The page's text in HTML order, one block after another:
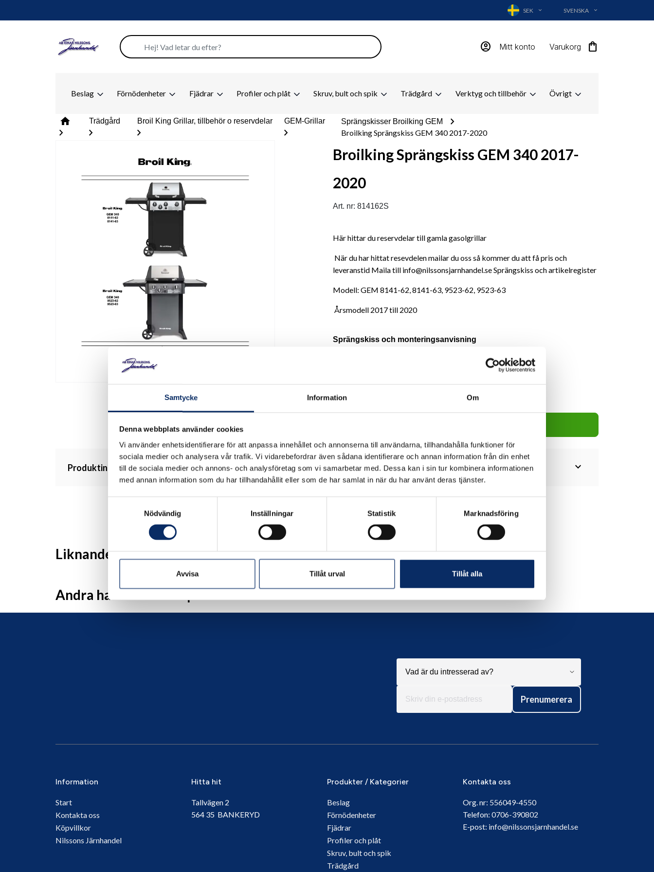
Samtycke Information Om
Denna webbplats använder cookies
Vi använder enhetsidentifierare för att anpassa innehållet och annonserna till användarna, tillhandahålla funktioner för
sociala medier och analysera vår trafik. Vi vidarebefordrar även sådana identifierare och annan information från din enhet
till de sociala medier och annons- och analysföretag som vi samarbetar med. Dessa kan i sin tur kombinera informationen
med annan information som du har tillhandahållit eller som de har samlat in när du har använt deras tjänster.
Nödvändig
Inställningar Statistik Marknadsföring
Avvisa Tillåt urval Tillåt alla
SEK EXPAND_MORE SVENSKA EXPAND_MORE
account_circle Mitt konto Varukorg shopping_bag
Beslag Förnödenheter Fjädrar Profiler och plåt Skruv, bult och spik Trädgård Verktyg och tillbehör Övrigt
home
chevron_right
Trädgård
chevron_right
Broil King Grillar, tillbehör o reservdelar
chevron_right
GEM-Grillar
chevron_right
Sprängskisser Broilking GEM chevron_right
Broilking Sprängskiss GEM 340 2017-2020
Broilking Sprängskiss GEM 340 2017-
2020
Art. nr: 814162S
Här hittar du reservdelar till gamla gasolgrillar
När du har hittat resevdelen mailar du oss så kommer du att få pris och
leveranstid Maila till info@nilssonsjarnhandel.se Sprängskiss och artikelregister
Modell: GEM 8141-62, 8141-63, 9523-62, 9523-63
Årsmodell 2017 till 2020
Sprängskiss och monteringsanvisning
Produktinformation expand_more
Liknande produkter
Andra har även tittat på
Prenumerera
Information
Start
Kontakta oss
Köpvillkor
Nilssons Järnhandel
Hitta hit
Tallvägen 2
564 35 BANKERYD
Produkter / Kategorier
Beslag
Förnödenheter
Fjädrar
Profiler och plåt
Skruv, bult och spik
Trädgård
Kontakta oss
Org. nr: 556049-4550
Telefon: 0706-390802
E-post: info@nilssonsjarnhandel.se